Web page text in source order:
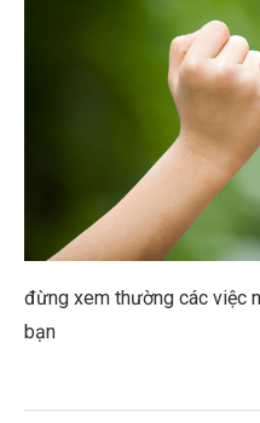
đừng xem thường các việc
bạn